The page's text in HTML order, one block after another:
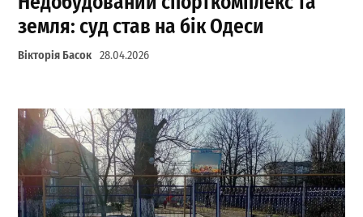
земля: суд став на бік Одеси
Вікторія Басок 28.04.2026